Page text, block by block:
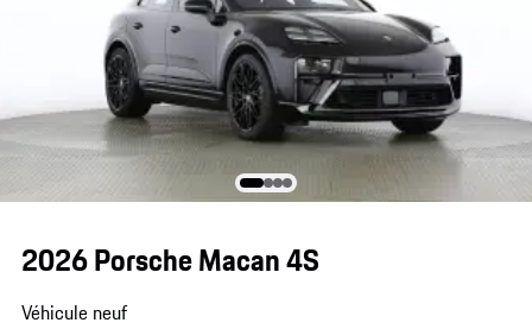
2026 Porsche Macan 4S
Véhicule neuf